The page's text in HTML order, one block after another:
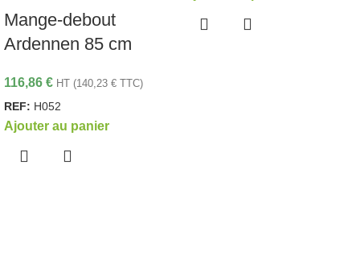
Mange-debout
Ardennen 85 cm
116,86 € HT (140,23 € TTC)
REF: H052
Ajouter au panier